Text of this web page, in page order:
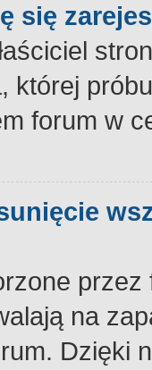
się
której
forum w
na
Dzięki